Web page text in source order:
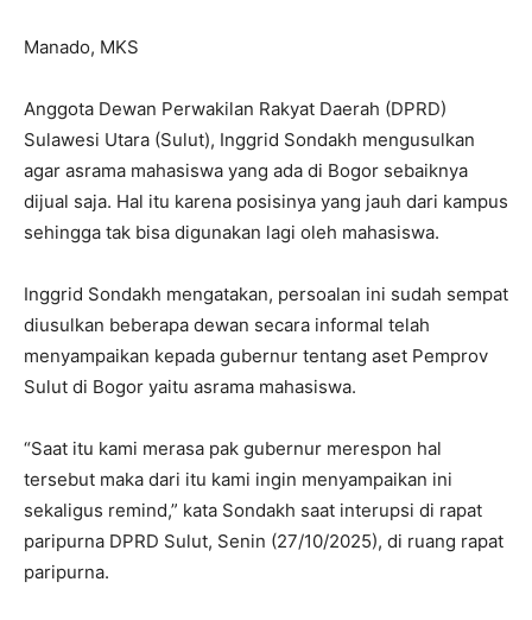
Manado, MKS
Anggota Dewan Perwakilan Rakyat Daerah (DPRD)
Sulawesi Utara (Sulut), Inggrid Sondakh mengusulkan
agar asrama mahasiswa yang ada di Bogor sebaiknya
dijual saja. Hal itu karena posisinya yang jauh dari kampus
sehingga tak bisa digunakan lagi oleh mahasiswa.
Inggrid Sondakh mengatakan, persoalan ini sudah sempat
diusulkan beberapa dewan secara informal telah
menyampaikan kepada gubernur tentang aset Pemprov
Sulut di Bogor yaitu asrama mahasiswa.
“Saat itu kami merasa pak gubernur merespon hal
tersebut maka dari itu kami ingin menyampaikan ini
sekaligus remind,” kata Sondakh saat interupsi di rapat
paripurna DPRD Sulut, Senin (27/10/2025), di ruang rapat
paripurna.